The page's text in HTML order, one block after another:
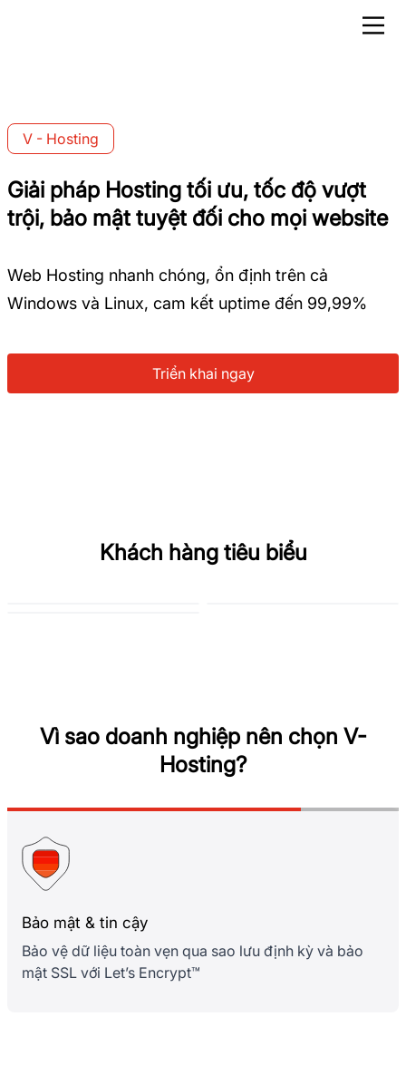
V - Hosting
Giải pháp Hosting tối ưu, tốc độ vượt
trội, bảo mật tuyệt đối cho mọi website
Web Hosting nhanh chóng, ổn định trên cả
Windows và Linux, cam kết uptime đến 99,99%
Triển khai ngay
Khách hàng tiêu biểu
Vì sao doanh nghiệp nên chọn V-
Hosting?
Bảo mật & tin cậy
Bảo vệ dữ liệu toàn vẹn qua sao lưu định kỳ và bảo
mật SSL với Let’s Encrypt™